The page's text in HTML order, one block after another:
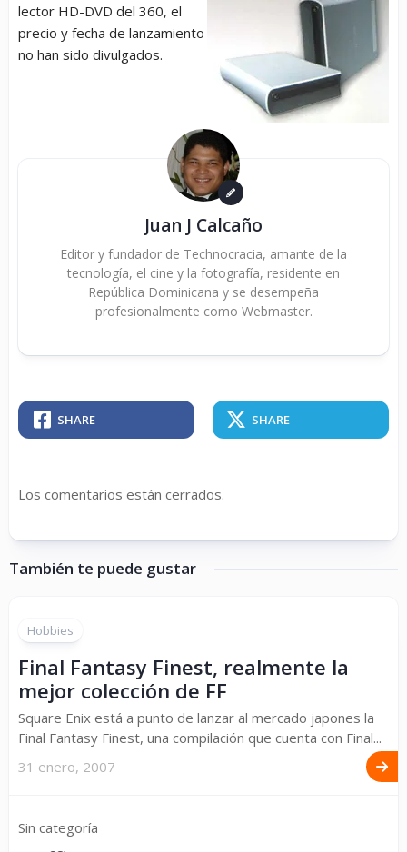
lector HD-DVD del 360, el
precio y fecha de lanzamiento
no han sido divulgados.
Juan J Calcaño
Editor y fundador de Technocracia, amante de la
tecnología, el cine y la fotografía, residente en
República Dominicana y se desempeña
profesionalmente como Webmaster.
SHARE SHARE
Los comentarios están cerrados.
También te puede gustar
Hobbies
Final Fantasy Finest, realmente la
mejor colección de FF
Square Enix está a punto de lanzar al mercado japones la
Final Fantasy Finest, una compilación que cuenta con Final...
31 enero, 2007
Sin categoría